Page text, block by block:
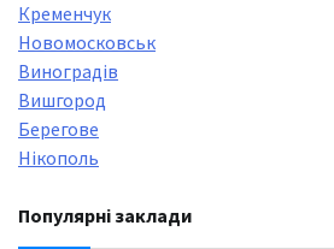
Кременчук
Новомосковськ
Виноградів
Вишгород
Берегове
Нікополь
Популярні заклади